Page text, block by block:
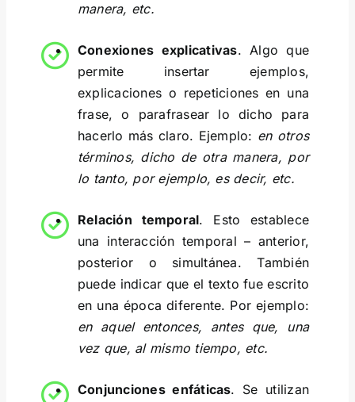
manera, etc.
Conexiones explicativas. Algo que
permite insertar ejemplos,
explicaciones o repeticiones en una
frase, o parafrasear lo dicho para
hacerlo más claro. Ejemplo: en otros
términos, dicho de otra manera, por
lo tanto, por ejemplo, es decir, etc.
Relación temporal. Esto establece
una interacción temporal – anterior,
posterior o simultánea. También
puede indicar que el texto fue escrito
en una época diferente. Por ejemplo:
en aquel entonces, antes que, una
vez que, al mismo tiempo, etc.
Conjunciones enfáticas. Se utilizan